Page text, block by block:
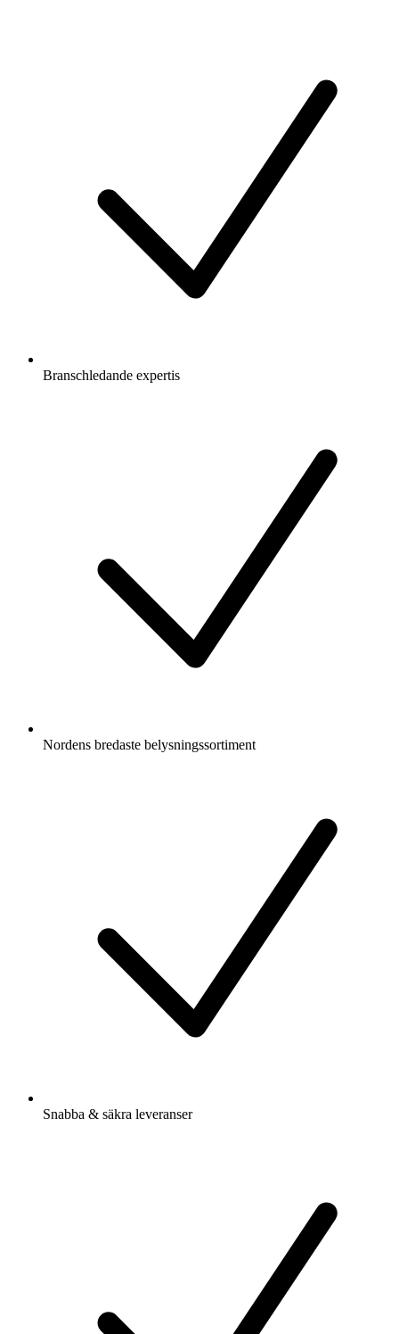
Branschledande expertis
Nordens bredaste belysningssortiment
Snabba & säkra leveranser